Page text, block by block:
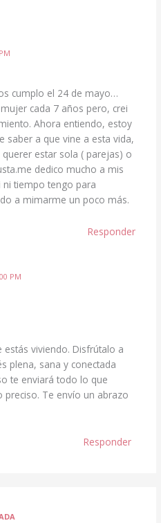
cumplo el 24 de mayo…
cada 7 años pero, crei
Ahora entiendo, estoy
saber a que vine a esta vida,
estar sola ( parejas) o
dedico mucho a mis
tiempo tengo para
a mimarme un poco más.
Responder
PM
viviendo. Disfrútalo a
plena, sana y conectada
te enviará todo lo que
preciso. Te envío un abrazo
Responder